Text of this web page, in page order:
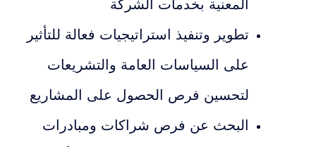
المعنية بخدمات الشركة
تطوير وتنفيذ استراتيجيات فعالة للتأثير
على السياسات العامة والتشريعات
لتحسين فرص الحصول على المشاريع
البحث عن فرص شراكات ومبادرات